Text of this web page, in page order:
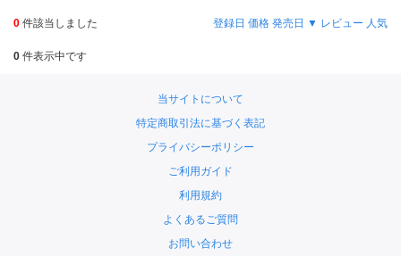
0 件該当しました 登録日 価格 発売日 ▼ レビュー 人気
0 件表示中です
当サイトについて
特定商取引法に基づく表記
プライバシーポリシー
ご利用ガイド
利用規約
よくあるご質問
お問い合わせ